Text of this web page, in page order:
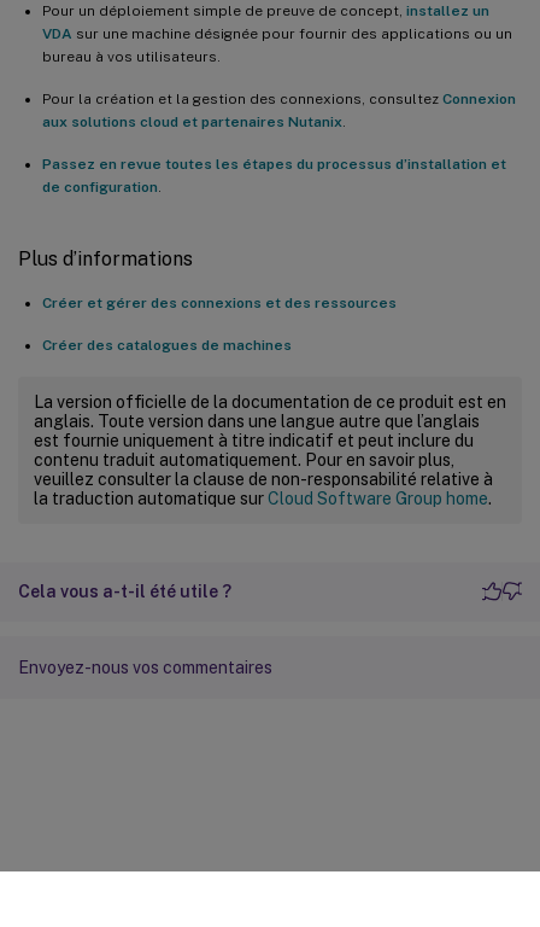
Pour un déploiement simple de preuve de concept, installez un
VDA sur une machine désignée pour fournir des applications ou un
bureau à vos utilisateurs.
Pour la création et la gestion des connexions, consultez Connexion
aux solutions cloud et partenaires Nutanix
Passez en revue toutes les étapes du processus d’installation et
de configuration
Plus d’informations
Créer et gérer des connexions et des ressources
Créer des catalogues de machines
La version officielle de la documentation de ce produit est en
anglais. Toute version dans une langue autre que l’anglais
est fournie uniquement à titre indicatif et peut inclure du
contenu traduit automatiquement. Pour en savoir plus,
veuillez consulter la clause de non-responsabilité relative à
la traduction automatique surCloud Software Group home.
Cela vous a-t-il été utile ?
Envoyez-nous vos commentaires